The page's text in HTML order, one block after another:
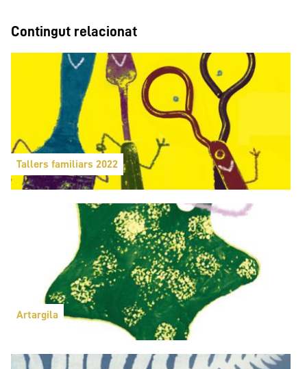
Contingut relacionat
Tallers familiars 2022
Artargila